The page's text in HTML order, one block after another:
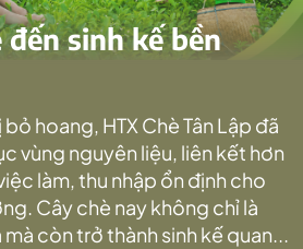
sinh kế bền
hoang, HTX Chè Tân Lập đã
vùng nguyên liệu, liên kết hơn
làm, thu nhập ổn định cho
Cây chè nay không chỉ là
còn trở thành sinh kế quan...